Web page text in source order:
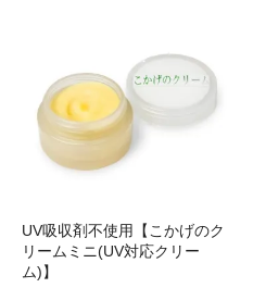
UV吸収剤不使用【こかげのク
リームミニ(UV対応クリー
ム)】